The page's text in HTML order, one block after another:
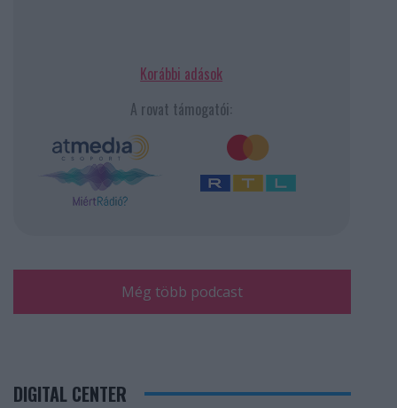
Korábbi adások
A rovat támogatói:
Még több podcast
DIGITAL CENTER